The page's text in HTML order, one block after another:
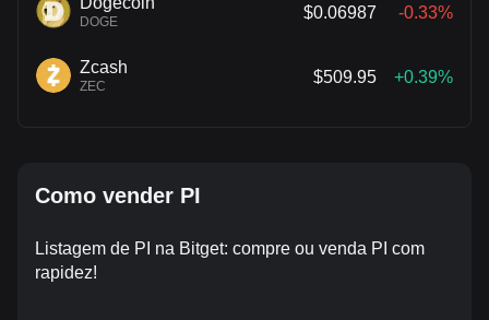
DOGE
$0.06987 -0.33%
Zcash
ZEC
$509.95 +0.39%
Como vender PI
Listagem de PI na Bitget: compre ou venda PI com
rapidez!